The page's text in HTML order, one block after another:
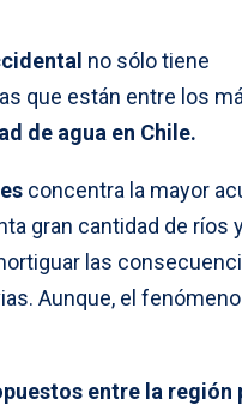
no sólo tiene
que están entre los
de agua en Chile.
concentra la mayor
gran cantidad de ríos
las
Aunque, el
entre la